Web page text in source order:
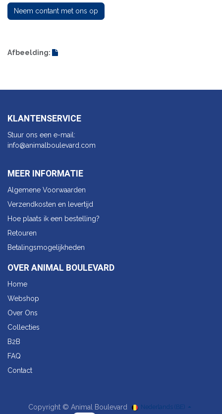
Neem contant met ons op
Afbeelding:
KLANTENSERVICE
Stuur ons een e-mail:
info@animalbo​ulevard.com
MEER INFORMATIE
Algemene Voorwaarden
Verzendkosten en levertijd
Hoe plaats ik een bestelling?
Retouren
Betalingsmogelijkheden
OVER ANIMAL BOULEVARD
Home
Webshop
Over Ons
Collecties
B2B
FAQ
Contact
Copyright © Animal Boulevard Nederlands (BE)